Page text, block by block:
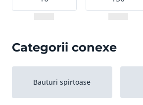
Categorii conexe
Bauturi spirtoase